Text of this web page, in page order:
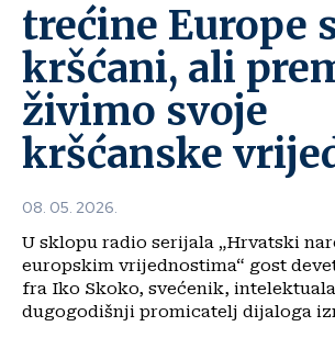
trećine Europe
kršćani, ali
živimo svoje
kršćanske
08. 05. 2026.
U sklopu radio serijala „Hrvatski
europskim vrijednostima“ gost
fra Iko Skoko, svećenik,
dugogodišnji promicatelj dijaloga